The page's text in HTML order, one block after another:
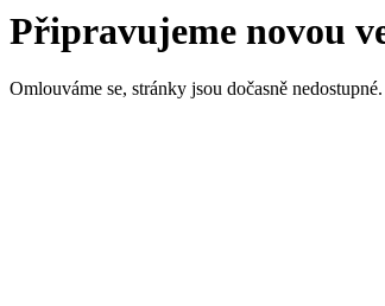
Připravujeme novou
Omlouváme se, stránky jsou dočasně nedostupné.